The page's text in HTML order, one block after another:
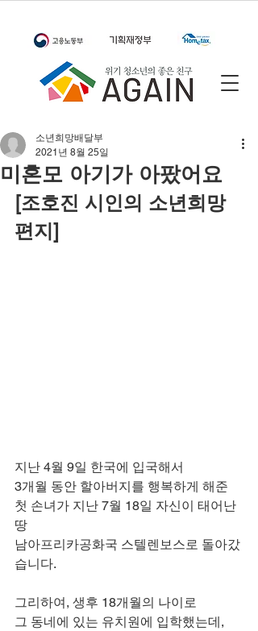
미혼모 아기가 아팠어요
소년희망배달부
2021년 8월 25일
[조호진 시인의 소년희망
편지]
지난 4월 9일 한국에 입국해서
3개월 동안 할아버지를 행복하게 해준
첫 손녀가 지난 7월 18일 자신이 태어난
땅
남아프리카공화국 스텔렌보스로 돌아갔
습니다.
그리하여, 생후 18개월의 나이로
그 동네에 있는 유치원에 입학했는데,